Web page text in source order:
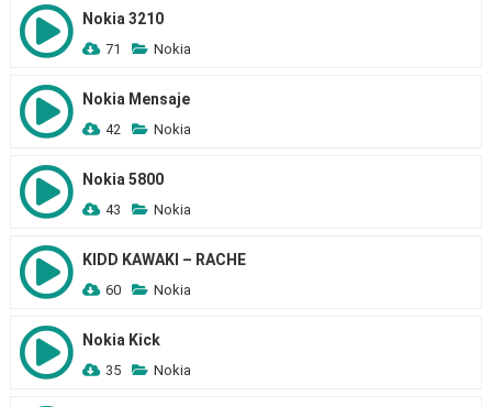
Nokia 3210
71 Nokia
Nokia Mensaje
42 Nokia
Nokia 5800
43 Nokia
KIDD KAWAKI – RACHE
60 Nokia
Nokia Kick
35 Nokia